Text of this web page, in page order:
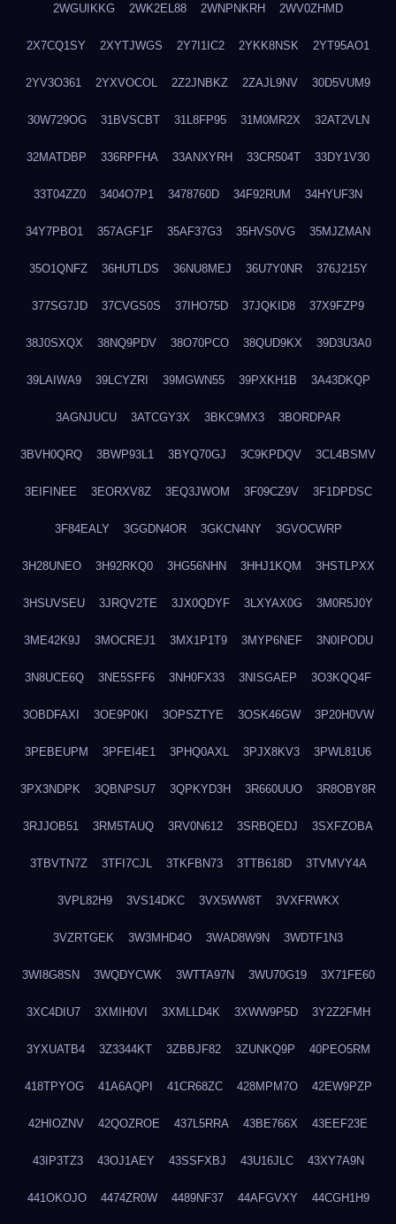
2WGUIKKG 2WK2EL88 2WNPNKRH 2WV0ZHMD
2X7CQ1SY 2XYTJWGS 2Y7I1IC2 2YKK8NSK 2YT95AO1
2YV3O361 2YXVOCOL 2Z2JNBKZ 2ZAJL9NV 30D5VUM9
30W729OG 31BVSCBT 31L8FP95 31M0MR2X 32AT2VLN
32MATDBP 336RPFHA 33ANXYRH 33CR504T 33DY1V30
33T04ZZ0 3404O7P1 3478760D 34F92RUM 34HYUF3N
34Y7PBO1 357AGF1F 35AF37G3 35HVS0VG 35MJZMAN
35O1QNFZ 36HUTLDS 36NU8MEJ 36U7Y0NR 376J215Y
377SG7JD 37CVGS0S 37IHO75D 37JQKID8 37X9FZP9
38J0SXQX 38NQ9PDV 38O70PCO 38QUD9KX 39D3U3A0
39LAIWA9 39LCYZRI 39MGWN55 39PXKH1B 3A43DKQP
3AGNJUCU 3ATCGY3X 3BKC9MX3 3BORDPAR
3BVH0QRQ 3BWP93L1 3BYQ70GJ 3C9KPDQV 3CL4BSMV
3EIFINEE 3EORXV8Z 3EQ3JWOM 3F09CZ9V 3F1DPDSC
3F84EALY 3GGDN4OR 3GKCN4NY 3GVOCWRP
3H28UNEO 3H92RKQ0 3HG56NHN 3HHJ1KQM 3HSTLPXX
3HSUVSEU 3JRQV2TE 3JX0QDYF 3LXYAX0G 3M0R5J0Y
3ME42K9J 3MOCREJ1 3MX1P1T9 3MYP6NEF 3N0IPODU
3N8UCE6Q 3NE5SFF6 3NH0FX33 3NISGAEP 3O3KQQ4F
3OBDFAXI 3OE9P0KI 3OPSZTYE 3OSK46GW 3P20H0VW
3PEBEUPM 3PFEI4E1 3PHQ0AXL 3PJX8KV3 3PWL81U6
3PX3NDPK 3QBNPSU7 3QPKYD3H 3R660UUO 3R8OBY8R
3RJJOB51 3RM5TAUQ 3RV0N612 3SRBQEDJ 3SXFZOBA
3TBVTN7Z 3TFI7CJL 3TKFBN73 3TTB618D 3TVMVY4A
3VPL82H9 3VS14DKC 3VX5WW8T 3VXFRWKX
3VZRTGEK 3W3MHD4O 3WAD8W9N 3WDTF1N3
3WI8G8SN 3WQDYCWK 3WTTA97N 3WU70G19 3X71FE60
3XC4DIU7 3XMIH0VI 3XMLLD4K 3XWW9P5D 3Y2Z2FMH
3YXUATB4 3Z3344KT 3ZBBJF82 3ZUNKQ9P 40PEO5RM
418TPYOG 41A6AQPI 41CR68ZC 428MPM7O 42EW9PZP
42HIOZNV 42QOZROE 437L5RRA 43BE766X 43EEF23E
43IP3TZ3 43OJ1AEY 43SSFXBJ 43U16JLC 43XY7A9N
441OKOJO 4474ZR0W 4489NF37 44AFGVXY 44CGH1H9